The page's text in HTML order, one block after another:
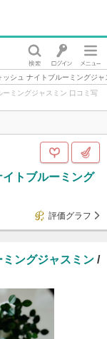
ッシュ ナイトブルーミングジャ
ミングジャスミン 口コミ写
トブルーミング
評価グラフ
ングジャスミン /